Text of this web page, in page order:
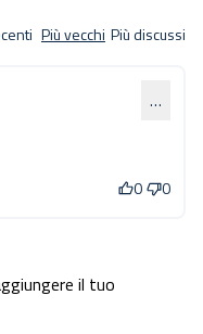
Più vecchi Più discussi
…
0 0
il tuo